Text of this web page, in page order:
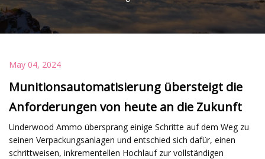
May 04, 2024
Munitionsautomatisierung übersteigt die
Anforderungen von heute an die Zukunft
Underwood Ammo übersprang einige Schritte auf dem Weg zu
seinen Verpackungsanlagen und entschied sich dafür, einen
schrittweisen, inkrementellen Hochlauf zur vollständigen